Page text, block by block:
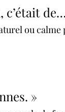
c’était
ou
»